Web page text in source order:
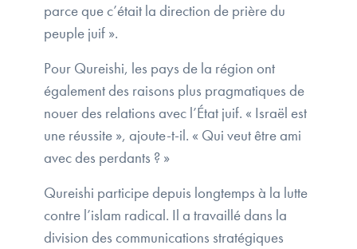
parce que c’était la direction de prière du
peuple juif ».
Pour Qureishi, les pays de la région ont
également des raisons plus pragmatiques de
nouer des relations avec l’État juif. « Israël est
une réussite », ajoute-t-il. « Qui veut être ami
avec des perdants ? »
Qureishi participe depuis longtemps à la lutte
contre l’islam radical. Il a travaillé dans la
division des communications stratégiques